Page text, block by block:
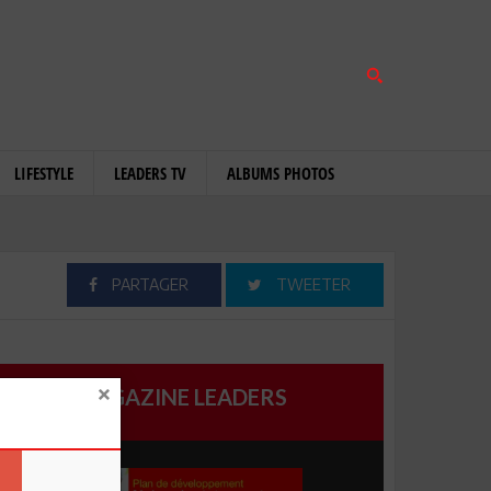
LIFESTYLE LEADERS TV ALBUMS PHOTOS
PARTAGER TWEETER
MAGAZINE LEADERS